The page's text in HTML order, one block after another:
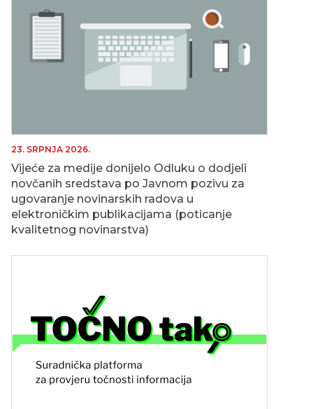
23. SRPNJA 2026.
Vijeće za medije donijelo Odluku o dodjeli
novčanih sredstava po Javnom pozivu za
ugovaranje novinarskih radova u
elektroničkim publikacijama (poticanje
kvalitetnog novinarstva)